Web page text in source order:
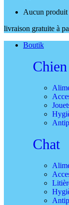
Aucun produit
livraison gratuite à
Boutik
Chien
Chat